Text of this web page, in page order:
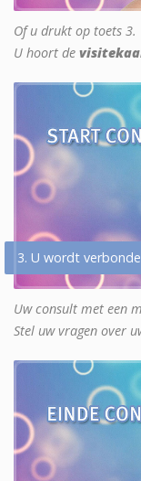
Of u drukt op toets 3.
U hoort de
3. U wordt
Uw consult met een
Stel uw vragen over